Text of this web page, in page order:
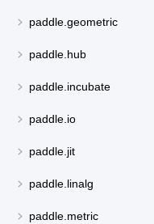
paddle.geometric
paddle.hub
paddle.incubate
paddle.io
paddle.jit
paddle.linalg
paddle.metric